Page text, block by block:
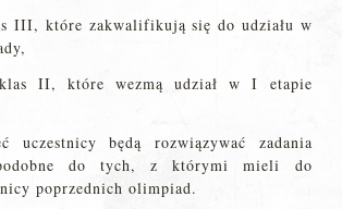
III, które zakwalifikują się do udziału w
II, które wezmą udział w I etapie
uczestnicy będą rozwiązywać zadania
do tych, z którymi mieli do
poprzednich olimpiad.